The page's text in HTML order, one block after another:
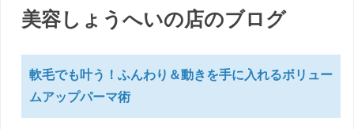
美容しょうへいの店のブログ
軟毛でも叶う！ふんわり＆動きを手に入れるボリュー
ムアップパーマ術